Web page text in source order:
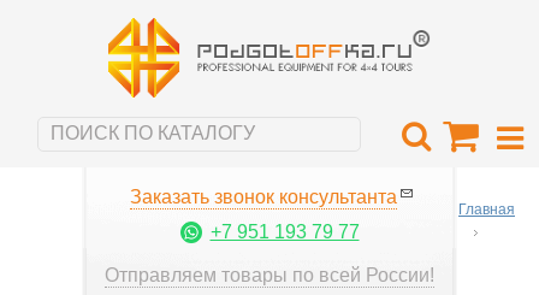
Заказать звонок консультанта
+7 951 193 79 77
Отправляем товары по всей России!
Главная